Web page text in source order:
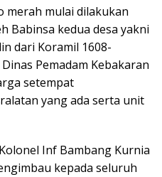
merah mulai dilakukan
Babinsa kedua desa yakni
dari Koramil 1608-
Pemadam Kebakaran
setempat
yang ada serta unit
Inf Bambang Kurnia
kepada seluruh